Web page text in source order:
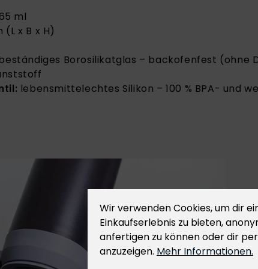
ml
(L x B x H)
Borosilikatglas – backofenfest (ohne
lebensmittelechtes Silikon – 100 % BPA- und
Wir verwenden Cookies, um dir
Einkaufserlebnis zu bieten,
anfertigen zu können oder dir
anzuzeigen. Mehr Informationen.